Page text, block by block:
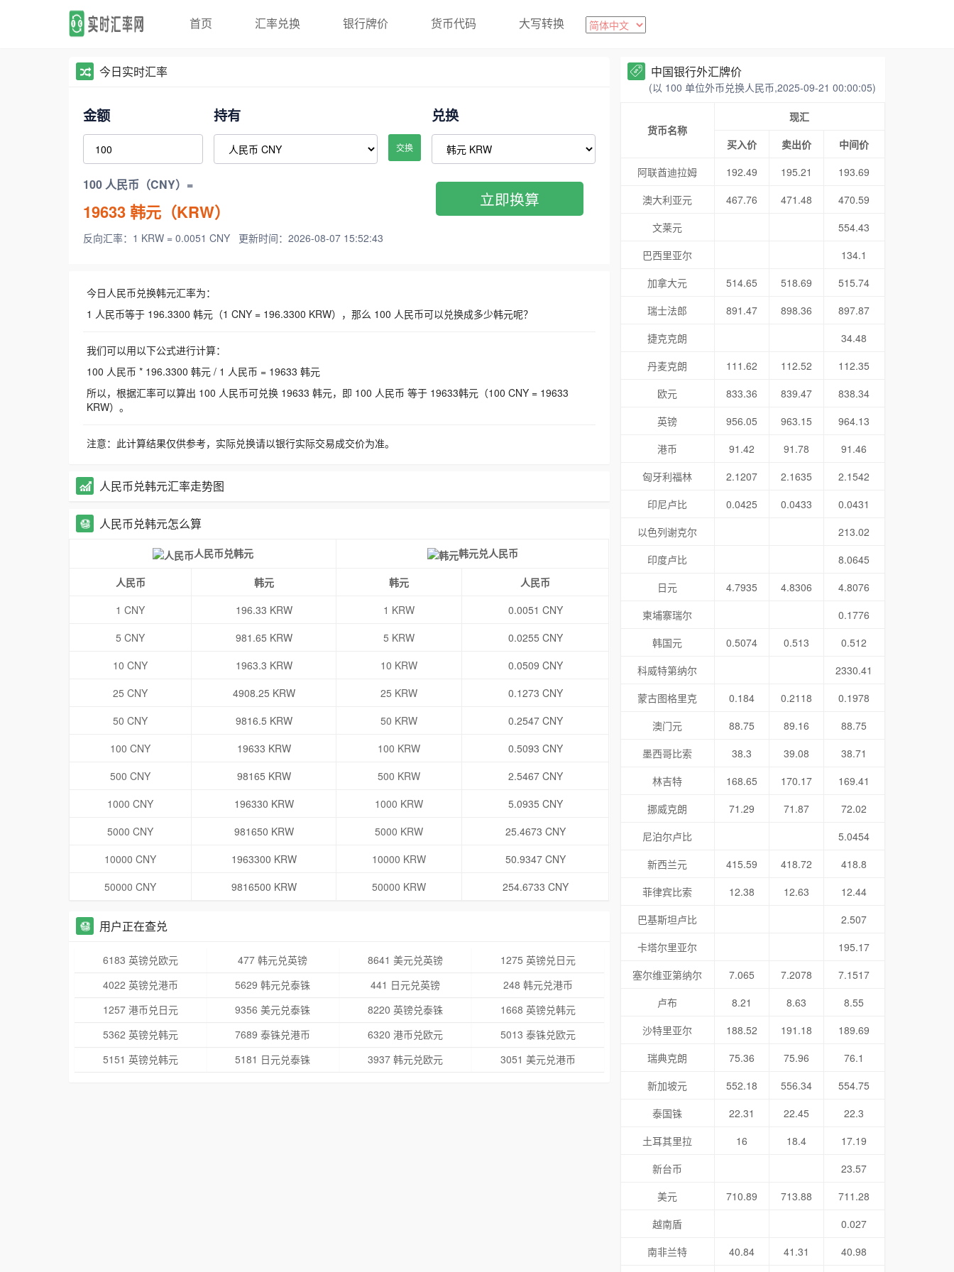
首页 汇率兑换 银行牌价 货币代码 大写转换
今日实时汇率
金额 持有
交换
兑换
100 人民币（CNY）=
19633韩元（KRW）
反向汇率：1 KRW = 0.0051 CNY 更新时间：2026-08-07 15:52:43
立即换算
今日人民币兑换韩元汇率为：
1 人民币等于 196.3300 韩元（1 CNY = 196.3300 KRW），那么 100 人民币可以兑换成多少韩元呢？
我们可以用以下公式进行计算：
100 人民币 * 196.3300 韩元 / 1 人民币 = 19633 韩元
所以，根据汇率可以算出 100 人民币可兑换 19633 韩元，即 100 人民币 等于 19633韩元（100 CNY = 19633
KRW）。
注意：此计算结果仅供参考，实际兑换请以银行实际交易成交价为准。
人民币兑韩元汇率走势图
人民币兑韩元怎么算
人民币兑韩元 韩元兑人民币
人民币 韩元 韩元
人民币
1 CNY
196.33 KRW 1 KRW
0.0051 CNY
5 CNY
981.65 KRW 5 KRW
0.0255 CNY
10 CNY
1963.3 KRW 10 KRW
0.0509 CNY
25 CNY
4908.25 KRW 25 KRW
0.1273 CNY
50 CNY
9816.5 KRW 50 KRW
0.2547 CNY
100 CNY
19633 KRW 100 KRW
0.5093 CNY
500 CNY
98165 KRW 500 KRW
2.5467 CNY
1000 CNY
196330 KRW 1000 KRW
5.0935 CNY
5000 CNY
981650 KRW 5000 KRW
25.4673 CNY
10000 CNY
1963300 KRW 10000 KRW
50.9347 CNY
50000 CNY
9816500 KRW 50000 KRW 254.6733 CNY
用户正在查兑
6183 英镑兑欧元 477 韩元兑英镑 8641 美元兑英镑
1275 英镑兑日元
4022 英镑兑港币
5629 韩元兑泰铢 441 日元兑英镑
248 韩元兑港币
1257 港币兑日元
9356 美元兑泰铢 8220 英镑兑泰铢
1668 英镑兑韩元
5362 英镑兑韩元
7689 泰铢兑港币 6320 港币兑欧元
5013 泰铢兑欧元
5151 英镑兑韩元
5181 日元兑泰铢 3937 韩元兑欧元 3051 美元兑港币
中国银行外汇牌价
(以 100 单位外币兑换人民币,2025-09-21 00:00:05)
货币名称
现汇
买入价
卖出价
中间价
阿联酋迪拉姆
192.49 195.21
193.69
澳大利亚元
467.76 471.48
470.59
文莱元
554.43
巴西里亚尔
134.1
加拿大元
514.65 518.69
515.74
瑞士法郎
891.47 898.36
897.87
捷克克朗
34.48
丹麦克朗
111.62 112.52
112.35
欧元
833.36 839.47
838.34
英镑
956.05 963.15
964.13
港币
91.42 91.78
91.46
匈牙利福林
2.1207 2.1635
2.1542
印尼卢比
0.0425 0.0433
0.0431
以色列谢克尔
213.02
印度卢比
8.0645
日元
4.7935 4.8306
4.8076
柬埔寨瑞尔
0.1776
韩国元
0.5074 0.513
0.512
科威特第纳尔
2330.41
蒙古图格里克
0.184 0.2118
0.1978
澳门元
88.75 89.16
88.75
墨西哥比索
38.3 39.08
38.71
林吉特
168.65 170.17
169.41
挪威克朗
71.29 71.87
72.02
尼泊尔卢比
5.0454
新西兰元
415.59 418.72
418.8
菲律宾比索
12.38 12.63
12.44
巴基斯坦卢比
2.507
卡塔尔里亚尔
195.17
塞尔维亚第纳尔
7.065 7.2078
7.1517
卢布
8.21 8.63
8.55
沙特里亚尔
188.52 191.18
189.69
瑞典克朗
75.36 75.96
76.1
新加坡元
552.18 556.34
554.75
泰国铢
22.31 22.45
22.3
土耳其里拉
16 18.4
17.19
新台币
23.57
美元
710.89 713.88
711.28
越南盾
0.027
南非兰特
40.84 41.31 40.98